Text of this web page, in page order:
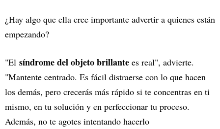
¿Hay algo que ella cree importante advertir a quienes están
empezando?
"El síndrome del objeto brillante es real", advierte.
"Mantente centrado. Es fácil distraerse con lo que hacen
los demás, pero crecerás más rápido si te concentras en ti
mismo, en tu solución y en perfeccionar tu proceso.
Además, no te agotes intentando hacerlo